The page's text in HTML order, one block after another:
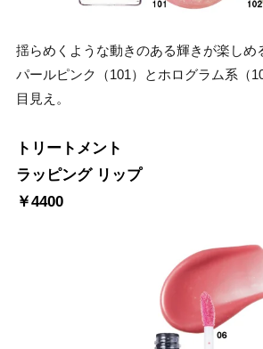
揺らめくような動きのある輝きが楽しめ
パールピンク（101）とホログラム系（
目見え。
トリートメント
ラッピング リップ
￥4400